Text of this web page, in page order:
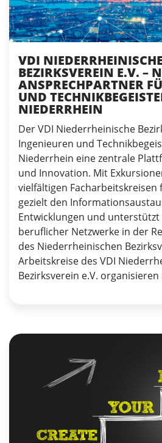
VDI NIEDERRHEINISCHE
BEZIRKSVEREIN E.V. –
ANSPRECHPARTNER
UND
NIEDERRHEIN
Der VDI Niederrheinische
Ingenieuren und
Niederrhein eine zentrale
und Innovation. Mit
vielfältigen
gezielt den
Entwicklungen und unterstützt
beruflicher Netzwerke in der
des Niederrheinischen
Arbeitskreise des VDI
Bezirksverein e.V.